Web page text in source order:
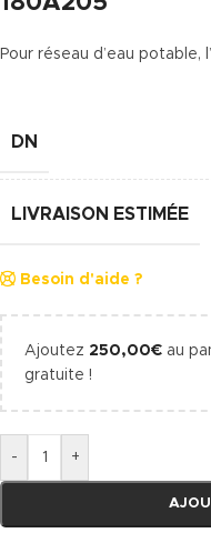
Pour réseau d’eau potable,
DN
LIVRAISON ESTIMÉE
Besoin d'aide ?
Ajoutez 250,00€ au
gratuite !
- +